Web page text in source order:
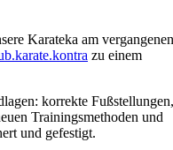
Karateka am vergangenen
zu einem
korrekte Fußstellungen,
Trainingsmethoden und
und gefestigt.